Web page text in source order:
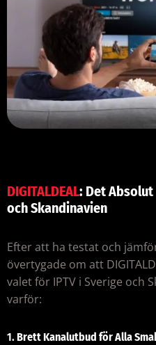
DIGITALDEAL: Det
och Skandinavien
Efter att ha testat och
övertygade om att
valet för IPTV i Sverige och
varför:
1.Brett Kanalutbud för Alla